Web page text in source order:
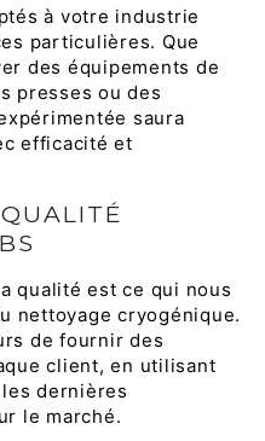
à votre industrie
particulières. Que
des équipements de
presses ou des
saura
efficacité et
qualité est ce qui nous
nettoyage cryogénique.
de fournir des
client, en utilisant
dernières
le marché.